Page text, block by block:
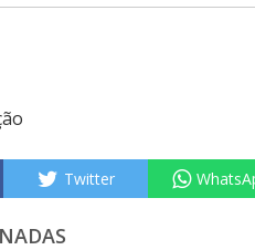
Twitter